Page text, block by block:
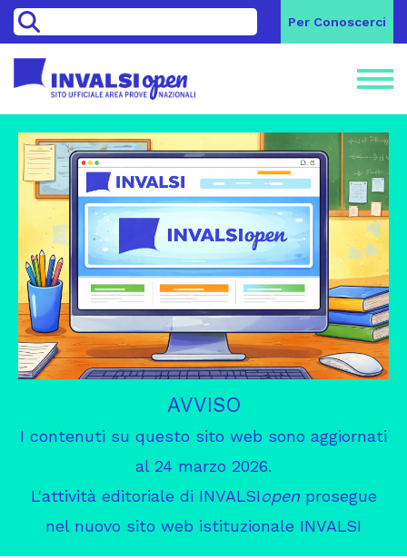
> Per Conoscerci
AVVISO
I contenuti su questo sito web sono aggiornati
al 24 marzo 2026.
L'attività editoriale di INVALSIopenprosegue
nel nuovo sito web istituzionale INVALSI